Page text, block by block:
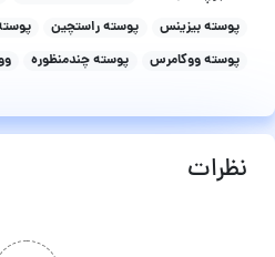
پوسته بیزینس
پوسته راستچین
پوسته ووکامرس
پوسته چندمنظوره
نظرات